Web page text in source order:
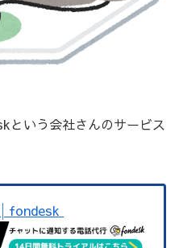
という会社さんのサービス